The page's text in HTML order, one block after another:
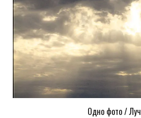
Одно фото / Луч